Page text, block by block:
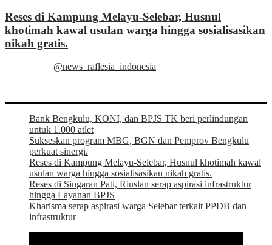
Reses di Kampung Melayu-Selebar, Husnul
khotimah kawal usulan warga hingga sosialisasikan
nikah gratis.
@news_raflesia_indonesia
Bank Bengkulu, KONI, dan BPJS TK beri perlindungan
untuk 1.000 atlet
Sukseskan program MBG, BGN dan Pemprov Bengkulu
perkuat sinergi.
Reses di Kampung Melayu-Selebar, Husnul khotimah kawal
usulan warga hingga sosialisasikan nikah gratis.
Reses di Singaran Pati, Riuslan serap aspirasi infrastruktur
hingga Layanan BPJS
Kharisma serap aspirasi warga Selebar terkait PPDB dan
infrastruktur